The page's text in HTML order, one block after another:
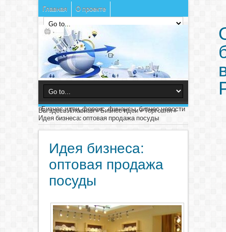
Главная О проекте
Бизнес идеи, форекс, финансы, бизнес новости
Вы здесь:Главная»Бизнес идеи»Торговля»
Идея бизнеса: оптовая продажа посуды
Идея бизнеса:
оптовая продажа
посуды